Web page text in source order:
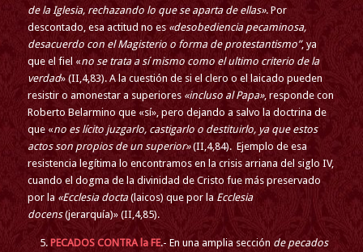
de la Iglesia, rechazando lo que se aparta de ellas». Por
descontado, esa actitud no es «desobediencia pecaminosa,
desacuerdo con el Magisterio o forma de protestantismo”, ya
que el fiel «no se trata a sí mismo como el ultimo criterio de la
verdad» (II,4,83). A la cuestión de si el clero o el laicado pueden
resistir o amonestar a superiores «incluso al Papa», responde con
Roberto Belarmino que «sí», pero dejando a salvo la doctrina de
que «no es lícito juzgarlo, castigarlo o destituirlo, ya que estos
actos son propios de un superior»(II,4,84). Ejemplo de esa
resistencia legítima lo encontramos en la crisis arriana del siglo IV,
cuando el dogma de la divinidad de Cristo fue más preservado
por la «Ecclesia docta(laicos) que por la Ecclesia
docens(jerarquía)» (II,4,85).
PECADOS CONTRA la FE.- En una amplia sección de pecados